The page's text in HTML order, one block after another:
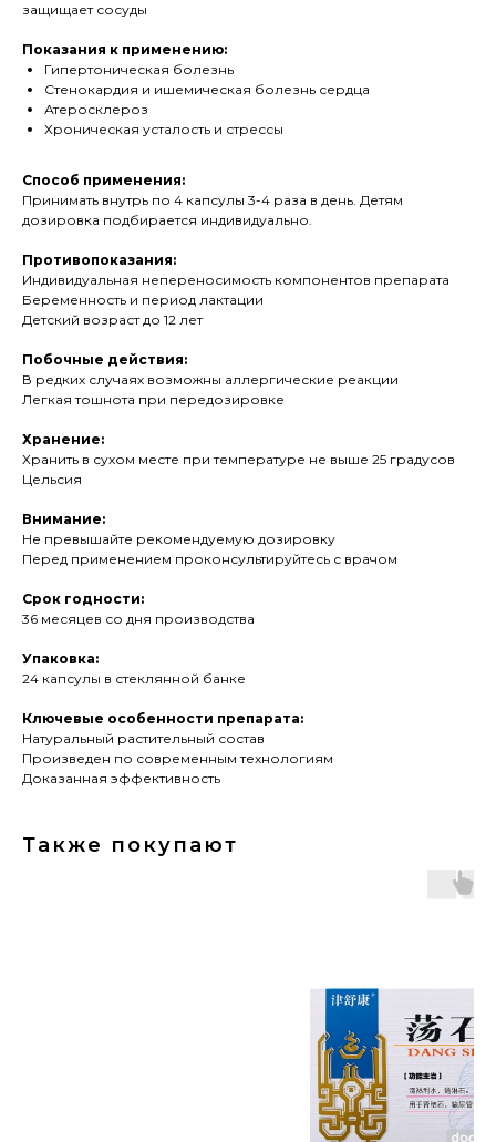
защищает сосуды
Показания к применению:
Гипертоническая болезнь
Стенокардия и ишемическая болезнь сердца
Атеросклероз
Хроническая усталость и стрессы
Способ применения:
Принимать внутрь по 4 капсулы 3-4 раза в день. Детям
дозировка подбирается индивидуально.
Противопоказания:
Индивидуальная непереносимость компонентов препарата
Беременность и период лактации
Детский возраст до 12 лет
Побочные действия:
В редких случаях возможны аллергические реакции
Легкая тошнота при передозировке
Хранение:
Хранить в сухом месте при температуре не выше 25 градусов
Цельсия
Внимание:
Не превышайте рекомендуемую дозировку
Перед применением проконсультируйтесь с врачом
Срок годности:
36 месяцев со дня производства
Упаковка:
24 капсулы в стеклянной банке
Ключевые особенности препарата:
Натуральный растительный состав
Произведен по современным технологиям
Доказанная эффективность
Также покупают